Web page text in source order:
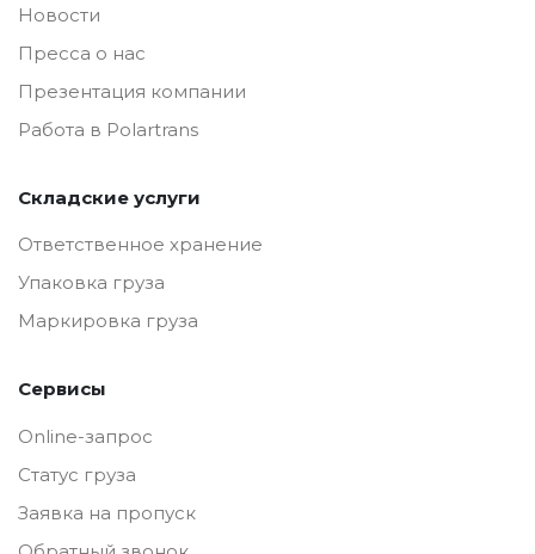
Новости
Пресса о нас
Презентация компании
Работа в Polartrans
Складские услуги
Ответственное хранение
Упаковка груза
Маркировка груза
Сервисы
Online-запрос
Статус груза
Заявка на пропуск